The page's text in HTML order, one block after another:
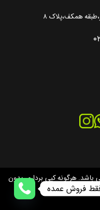
همکف،پلاک ۸
باشد. هرگونه کپی برداری بدون
دارد.
فروش عمده